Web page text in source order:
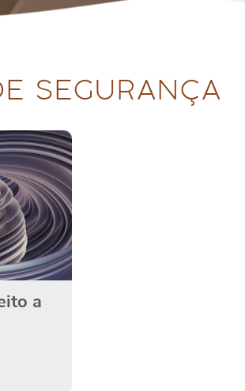
SEGURANÇA
a